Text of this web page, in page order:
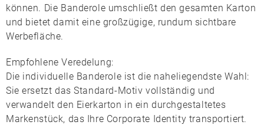
können. Die Banderole umschließt den gesamten Karton
und bietet damit eine großzügige, rundum sichtbare
Werbefläche.
Empfohlene Veredelung:
Die individuelle Banderole ist die naheliegendste Wahl:
Sie ersetzt das Standard-Motiv vollständig und
verwandelt den Eierkarton in ein durchgestaltetes
Markenstück, das Ihre Corporate Identity transportiert.